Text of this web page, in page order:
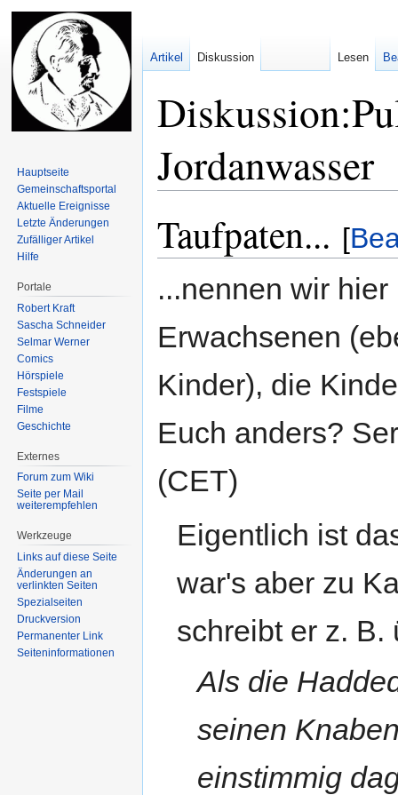
Jordanwasser
Navigation
springen
Suche
springen
Taufpaten... [
...nennen wir
Erwachsenen
Kinder), die
Euch anders?
(CET)
Eigentlich ist
war's aber zu
schreibt er z.
Als die
seinen
einstimmig
Artikel Diskussion Lesen
Hauptseite
Gemeinschafts­portal
Aktuelle Ereignisse
Letzte Änderungen
Zufälliger Artikel
Hilfe
Portale
Robert Kraft
Sascha Schneider
Selmar Werner
Comics
Hörspiele
Festspiele
Filme
Geschichte
Externes
Forum zum Wiki
Seite per Mail
weiterempfehlen
Werkzeuge
Links auf diese Seite
Änderungen an
verlinkten Seiten
Spezialseiten
Druckversion
Permanenter Link
Seiten­informationen